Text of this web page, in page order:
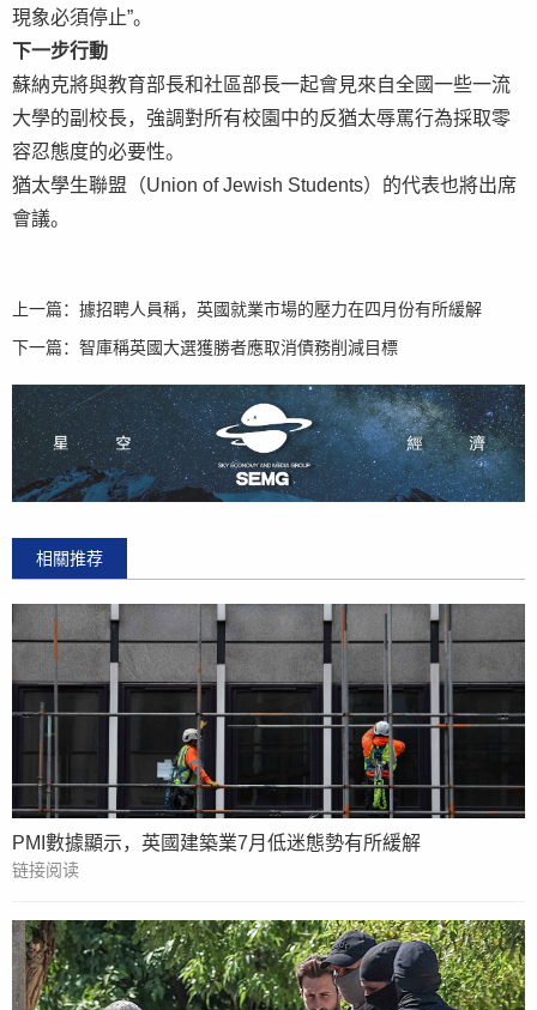
現象必須停止”。
下一步行動
蘇納克將與教育部長和社區部長一起會見來自全國一些一流
大學的副校長，強調對所有校園中的反猶太辱罵行為採取零
容忍態度的必要性。
猶太學生聯盟（Union of Jewish Students）的代表也將出席
會議。
上一篇： 據招聘人員稱，英國就業市場的壓力在四月份有所緩解
下一篇： 智庫稱英國大選獲勝者應取消債務削減目標
相關推荐
PMI數據顯示，英國建築業7月低迷態勢有所緩解
链接阅读